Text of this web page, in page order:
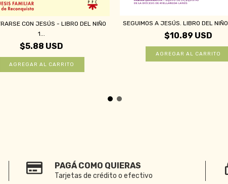
CON JESÚS - LIBRO DEL NIÑO
1...
$5.88 USD
SEGUIMOS A JESÚS. LIBRO DEL
$10.89 USD
PAGÁ COMO QUIERAS
Tarjetas de crédito o efectivo